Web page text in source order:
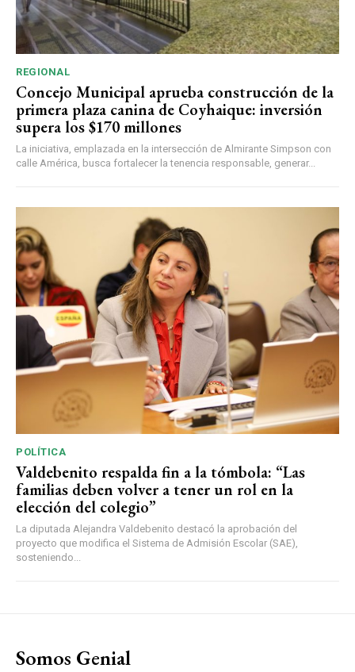
REGIONAL
Concejo Municipal aprueba construcción de la
primera plaza canina de Coyhaique: inversión
supera los $170 millones
La iniciativa, emplazada en la intersección de Almirante Simpson con
calle América, busca fortalecer la tenencia responsable, generar...
POLÍTICA
Valdebenito respalda fin a la tómbola: “Las
familias deben volver a tener un rol en la
elección del colegio”
La diputada Alejandra Valdebenito destacó la aprobación del
proyecto que modifica el Sistema de Admisión Escolar (SAE),
sosteniendo...
Somos Genial